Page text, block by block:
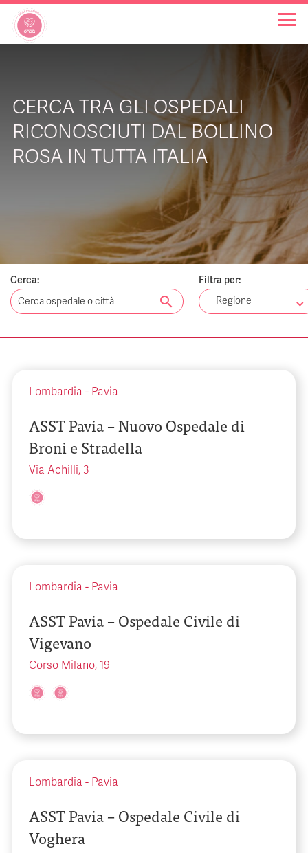
INIZIATIVE
NOTIZIE
CHI SIAMO
CERCA TRA GLI OSPEDALI
RICONOSCIUTI DAL BOLLINO
ROSA IN TUTTA ITALIA
Cerca:
search
Filtra per:
Regione
Lombardia - Pavia
ASST Pavia – Nuovo Ospedale di
Broni e Stradella
Via Achilli, 3
Lombardia - Pavia
ASST Pavia – Ospedale Civile di
Vigevano
Corso Milano, 19
Lombardia - Pavia
ASST Pavia – Ospedale Civile di
Voghera